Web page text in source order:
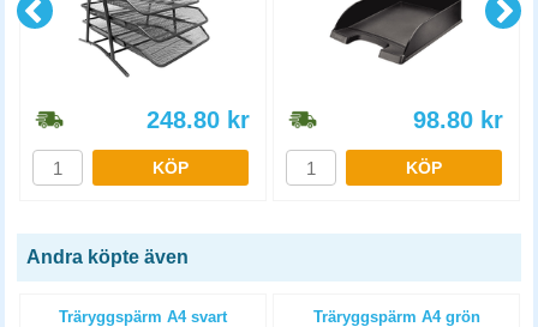
248.80 kr
KÖP
98.80 kr
KÖP
Andra köpte även
Träryggspärm A4 svart Träryggspärm A4 grön